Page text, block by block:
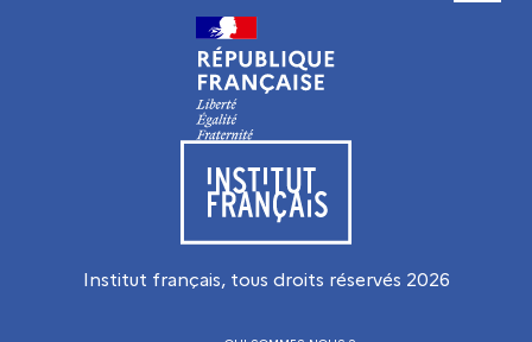
Visiter le site de l’Institut français
Institut français, tous droits réservés 2026